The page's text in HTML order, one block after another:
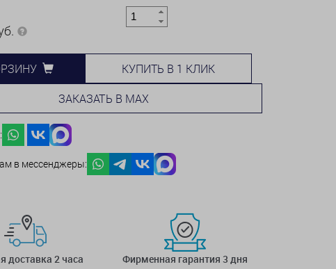
КУПИТЬ В 1 КЛИК
ЗАКАЗАТЬ В MAX
в мессенджеры:
доставка 2 часа
Фирменная гарантия 3 дня